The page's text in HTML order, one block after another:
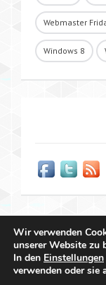
Webmaster
Windows 8
Wir verwenden
unserer Website zu
In den Einstellungen
verwenden oder sie